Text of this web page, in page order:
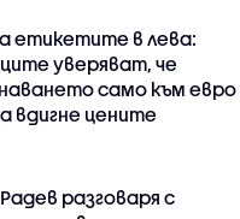
етикетите в лева:
уверяват, че
само към евро
вдигне цените
разговаря с